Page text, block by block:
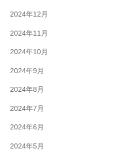
2024年12月
2024年11月
2024年10月
2024年9月
2024年8月
2024年7月
2024年6月
2024年5月